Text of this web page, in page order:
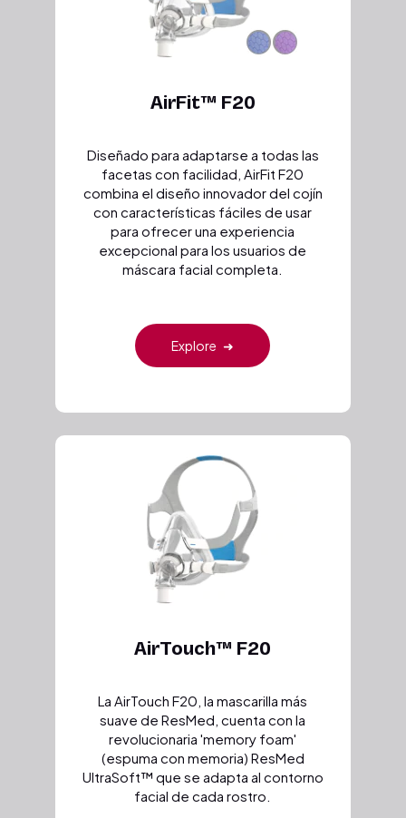
AirFit™ F20
Diseñado para adaptarse a todas las
facetas con facilidad, AirFit F20
combina el diseño innovador del cojín
con características fáciles de usar
para ofrecer una experiencia
excepcional para los usuarios de
máscara facial completa.
Explore ➜
AirTouch™ F20
La AirTouch F20, la mascarilla más
suave de ResMed, cuenta con la
revolucionaria 'memory foam'
(espuma con memoria) ResMed
UltraSoft™ que se adapta al contorno
facial de cada rostro.